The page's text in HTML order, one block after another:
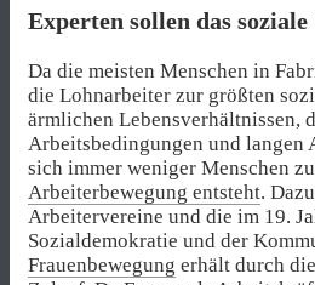
Experten sollen das
Da die meisten Menschen in
die Lohnarbeiter zur größten
ärmlichen Lebensverhältnissen,
Arbeitsbedingungen und langen
sich immer weniger Menschen
Arbeiterbewegung entsteht.
Arbeitervereine und die im 19.
Sozialdemokratie und der
Frauenbewegung erhält durch